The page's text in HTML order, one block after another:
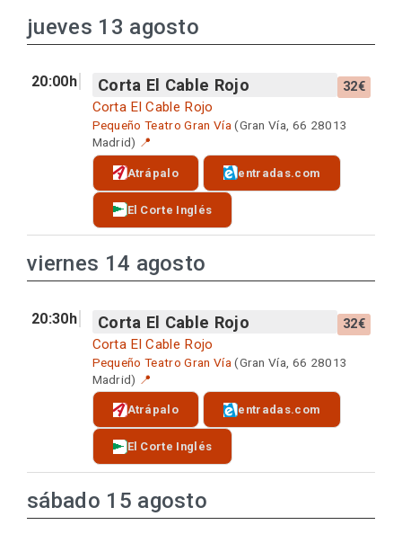
jueves 13 agosto
20:00h Corta El Cable Rojo 32€
Corta El Cable Rojo
Pequeño Teatro Gran Vía(Gran Vía, 66 28013
Madrid) 📍
Atrápalo entradas.com
El Corte Inglés
viernes 14 agosto
20:30h Corta El Cable Rojo 32€
Corta El Cable Rojo
Pequeño Teatro Gran Vía (Gran Vía, 66 28013
Madrid) 📍
Atrápalo entradas.com
El Corte Inglés
sábado 15 agosto